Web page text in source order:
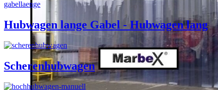
Hubwagen lange Gabel - Hubwagen lang
Scherenhubwagen